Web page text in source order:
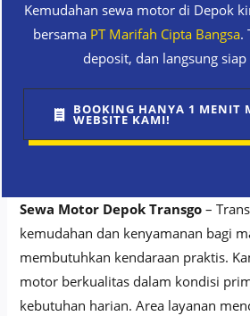
Kemudahan sewa motor di Depok
bersama PT Marifah Cipta Bangsa.
deposit, dan langsung
BOOKING HANYA 1 MENIT
WEBSITE KAMI!
Sewa Motor Depok Transgo –
kemudahan dan kenyamanan bagi
membutuhkan kendaraan praktis.
motor berkualitas dalam kondisi
kebutuhan harian. Area layanan